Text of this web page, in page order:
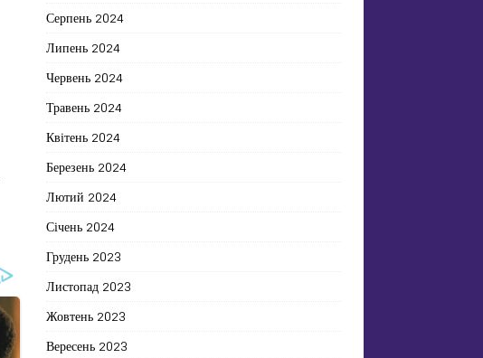
Серпень 2024
Липень 2024
Червень 2024
Травень 2024
Квітень 2024
Березень 2024
Лютий 2024
Січень 2024
Грудень 2023
Листопад 2023
Жовтень 2023
Вересень 2023